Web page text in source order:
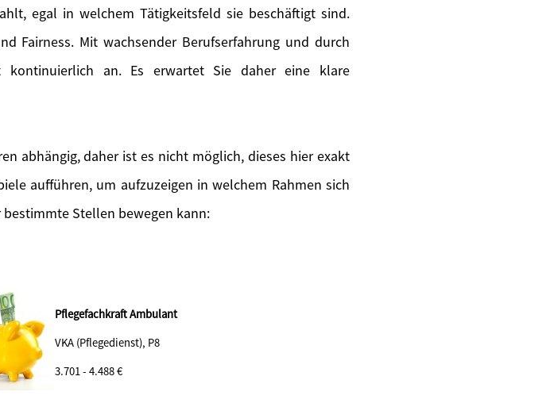
egal in welchem Tätigkeitsfeld sie beschäftigt sind.
Fairness. Mit wachsender Berufserfahrung und durch
kontinuierlich an. Es erwartet Sie daher eine klare
abhängig, daher ist es nicht möglich, dieses hier exakt
aufführen, um aufzuzeigen in welchem Rahmen sich
Stellen bewegen kann:
Pflegefachkraft Ambulant
VKA (Pflegedienst), P8
3.701 - 4.488 €